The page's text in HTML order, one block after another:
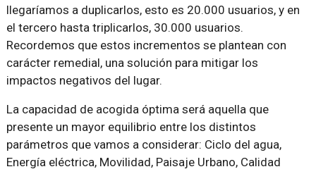
llegaríamos a duplicarlos, esto es 20.000 usuarios, y en
el tercero hasta triplicarlos, 30.000 usuarios.
Recordemos que estos incrementos se plantean con
carácter remedial, una solución para mitigar los
impactos negativos del lugar.
La capacidad de acogida óptima será aquella que
presente un mayor equilibrio entre los distintos
parámetros que vamos a considerar: Ciclo del agua,
Energía eléctrica, Movilidad, Paisaje Urbano, Calidad